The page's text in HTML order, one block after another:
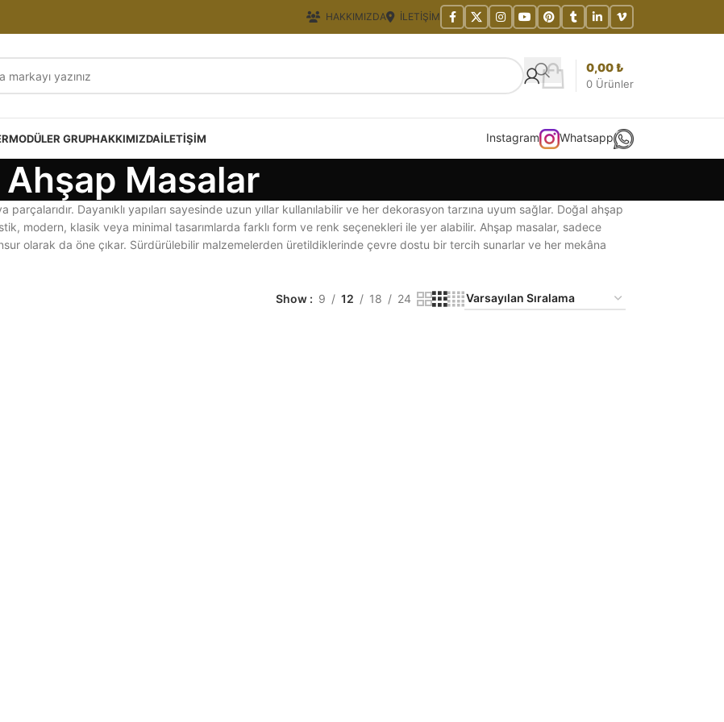
HAKKIMIZDA İLETIŞIM
0 Ürünler
0,00₺
MODÜLER GRUPHAKKIMIZDAİLETIŞIM Instagram Whatsapp
Ahşap Masalar
Dayanıklı yapıları sayesinde uzun yıllar kullanılabilir ve her dekorasyon tarzına uyum sağlar. Doğal ahşap
modern, klasik veya minimal tasarımlarda farklı form ve renk seçenekleri ile yer alabilir. Ahşap masalar, sadece
olarak da öne çıkar. Sürdürülebilir malzemelerden üretildiklerinde çevre dostu bir tercih sunarlar ve her mekâna
Show 9 12 18 24